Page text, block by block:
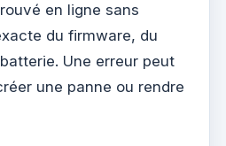
en ligne sans
du firmware, du
Une erreur peut
une panne ou rendre